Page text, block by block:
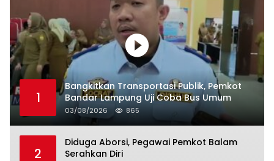
1
Bangkitkan Transportasi Publik, Pemkot
Bandar Lampung Uji Coba Bus Umum
03/08/2026 865
2
Diduga Aborsi, Pegawai Pemkot Balam
Serahkan Diri